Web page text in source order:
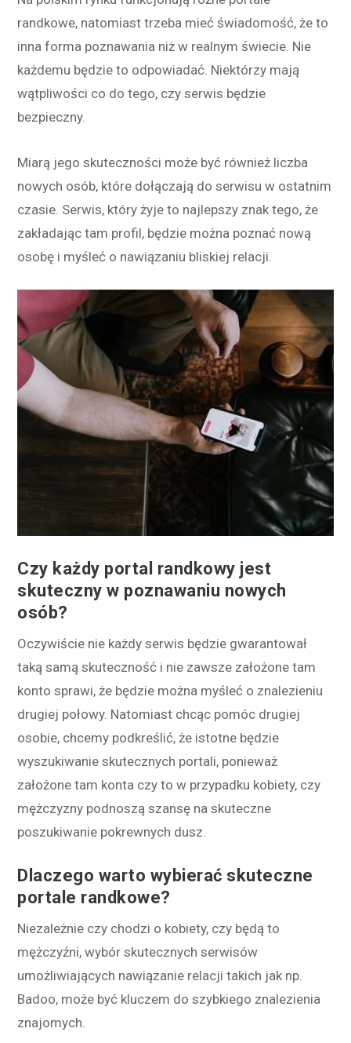
randkowe, natomiast trzeba mieć świadomość, że to
inna forma poznawania niż w realnym świecie. Nie
każdemu będzie to odpowiadać. Niektórzy mają
wątpliwości co do tego, czy serwis będzie
bezpieczny.
Miarą jego skuteczności może być również liczba
nowych osób, które dołączają do serwisu w ostatnim
czasie. Serwis, który żyje to najlepszy znak tego, że
zakładając tam profil, będzie można poznać nową
osobę i myśleć o nawiązaniu bliskiej relacji.
Czy każdy portal randkowy jest
skuteczny w poznawaniu nowych
osób?
Oczywiście nie każdy serwis będzie gwarantował
taką samą skuteczność i nie zawsze założone tam
konto sprawi, że będzie można myśleć o znalezieniu
drugiej połowy. Natomiast chcąc pomóc drugiej
osobie, chcemy podkreślić, że istotne będzie
wyszukiwanie skutecznych portali, ponieważ
założone tam konta czy to w przypadku kobiety, czy
mężczyzny podnoszą szansę na skuteczne
poszukiwanie pokrewnych dusz.
Dlaczego warto wybierać skuteczne
portale randkowe?
Niezależnie czy chodzi o kobiety, czy będą to
mężczyźni, wybór skutecznych serwisów
umożliwiających nawiązanie relacji takich jak np.
Badoo, może być kluczem do szybkiego znalezienia
znajomych.